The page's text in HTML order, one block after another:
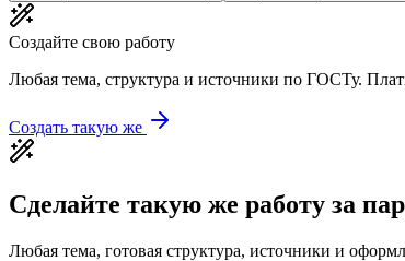
Создайте свою работу
Любая тема, структура и источники по ГОСТу.
Создать такую же
Сделайте такую же работу за
Любая тема, готовая структура, источники и